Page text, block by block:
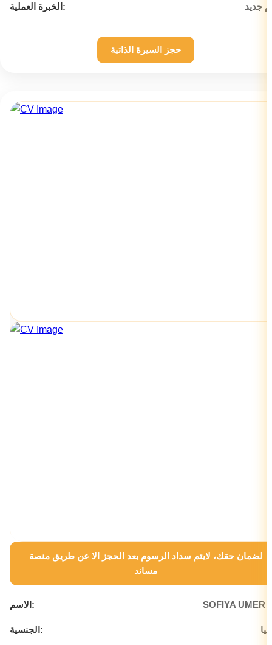
الخبرة العملية: جديد
حجز السيرة الذاتية
لضمان حقك، لايتم سداد الرسوم بعد الحجز الا عن طريق منصة
مساند
الاسم: SOFIYA UMER
الجنسية: